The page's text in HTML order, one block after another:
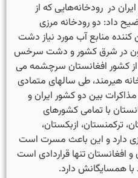
در رودخانه‌هایی که از
داد: دو رودخانه مرزی
کننده منابع آب مورد نیاز دشت
در شرق کشور و دشت سرخس
کشور افغانستان سرچشمه می­‌
هیرمند، طی سالهای متمادی
بین دو کشور ایران و
با تمامی کشورهای
ترکمنستان، ازبکستان،
دارد و این باعث مسرت است
بین ایران و افغانستان تنها قراردادی است
با همسایگانش دارد.